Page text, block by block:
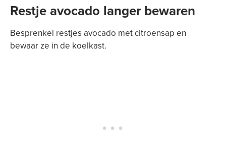
Restje avocado langer bewaren
Besprenkel restjes avocado met citroensap en
bewaar ze in de koelkast.